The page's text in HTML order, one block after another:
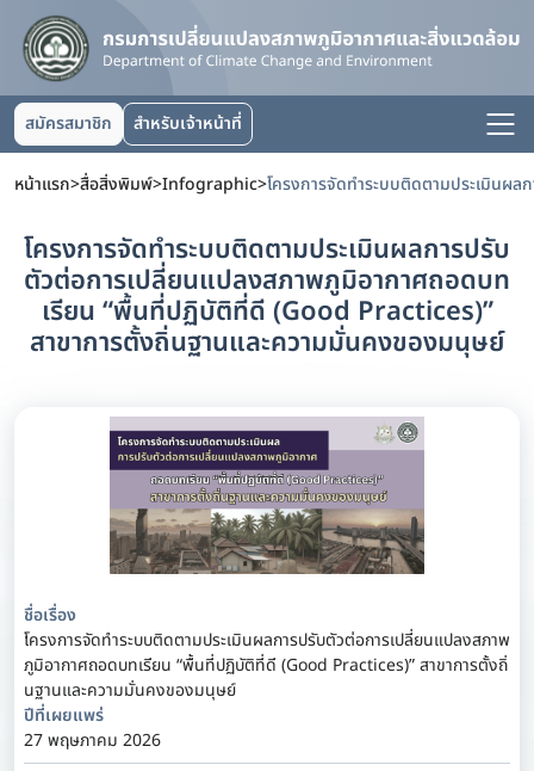
สมัครสมาชิก สำหรับเจ้าหน้าที่
หน้าแรก>สื่อสิ่งพิมพ์>Infographic>
โครงการจัดทำระบบติดตามประเมินผลการปรับ
ตัวต่อการเปลี่ยนแปลงสภาพภูมิอากาศถอดบท
เรียน “พื้นที่ปฏิบัติที่ดี (Good Practices)”
สาขาการตั้งถิ่นฐานและความมั่นคงของมนุษย์
ชื่อเรื่อง
โครงการจัดทำระบบติดตามประเมินผลการปรับตัวต่อการเปลี่ยนแปลงสภาพ
ภูมิอากาศถอดบทเรียน “พื้นที่ปฏิบัติที่ดี (Good Practices)” สาขาการตั้งถิ่
นฐานและความมั่นคงของมนุษย์
ปีที่เผยแพร่
27 พฤษภาคม 2026